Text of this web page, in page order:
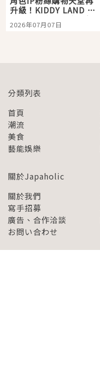
升級！KIDDY LAND 原
宿店吉伊卡哇迎客，新
開幕 OMOKADO 店3分
2026年07月07日
分類列表
首頁
潮流
美食
藝能娛樂
關於Japaholic
關於我們
寫手招募
廣告、合作洽談
お問い合わせ